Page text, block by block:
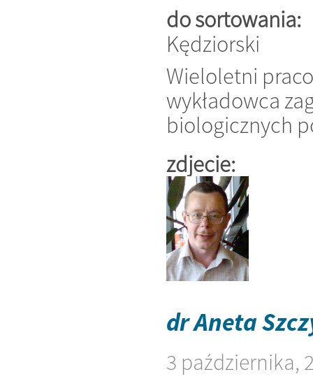
do sortowania:
Kędziorski
Wieloletni
wykładowca
biologicznych
zdjecie:
dr Aneta
3 października,